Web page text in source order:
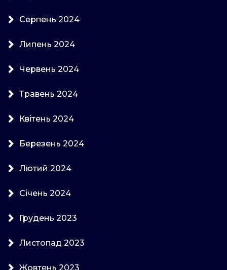
Серпень 2024
Липень 2024
Червень 2024
Травень 2024
Квітень 2024
Березень 2024
Лютий 2024
Січень 2024
Грудень 2023
Листопад 2023
Жовтень 2023